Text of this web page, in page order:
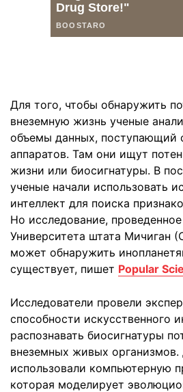
Для того, чтобы обнаружить
внеземную жизнь ученые
объемы данных, поступающий
аппаратов. Там они ищут
жизни или биосигнатуры. В
ученые начали использовать
интеллект для поиска
Но исследование,
Университета штата Мичиган
может обнаружить
существует, пишет Popular
Исследователи провели
способности искусственного
распознавать биосигнатуры
внеземных живых организмов.
использовали компьютерную
которая моделирует